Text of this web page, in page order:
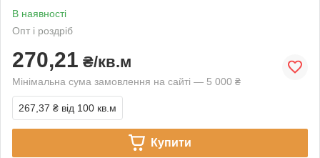
В наявності
Опт і роздріб
270,21 ₴/кв.м
Мінімальна сума замовлення на сайті — 5 000 ₴
267,37 ₴ від 100 кв.м
Купити